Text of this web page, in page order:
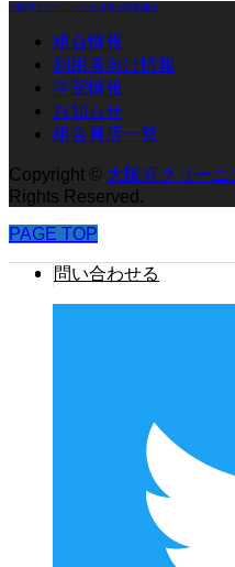
大阪府クリーニング生活衛生同業組合
組合情報
利用者向け情報
学院情報
お知らせ
組合員店一覧
Copyright © 大阪府クリー
Rights Reserved.
PAGE TOP
問い合わせる